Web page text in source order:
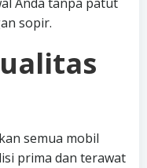
sopir.
semua mobil
prima dan terawat